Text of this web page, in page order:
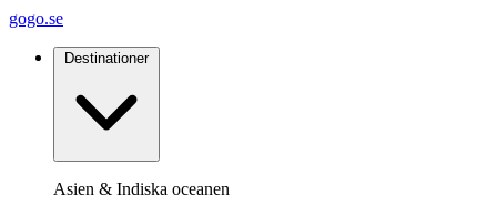
gogo.se
Destinationer
Asien & Indiska oceanen